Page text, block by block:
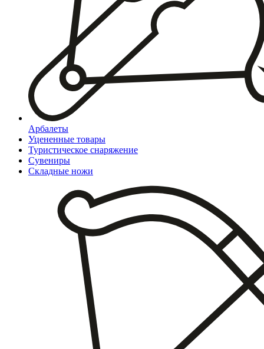
Арбалеты
Уцененные товары
Туристическое снаряжение
Сувениры
Складные ножи